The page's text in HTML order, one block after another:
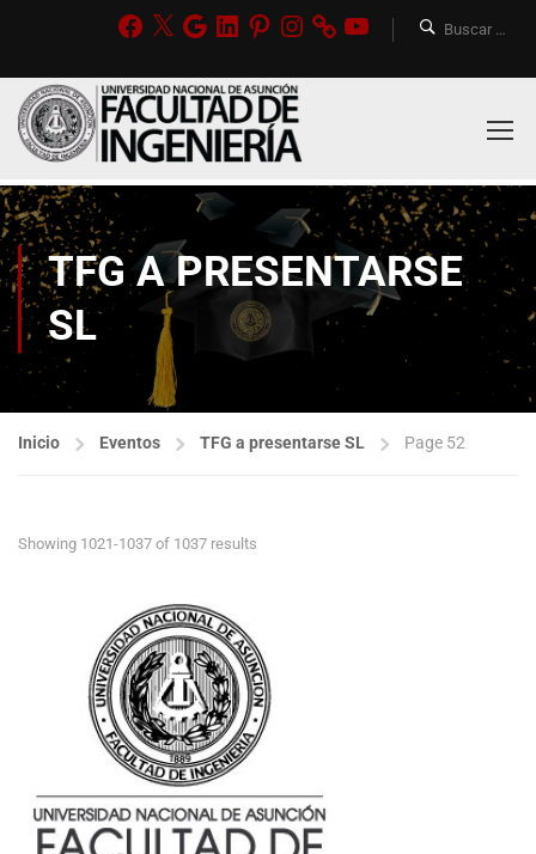
TFG A PRESENTARSE
SL
Inicio Eventos TFG a presentarse SL Page 52
Showing 1021-1037 of 1037 results